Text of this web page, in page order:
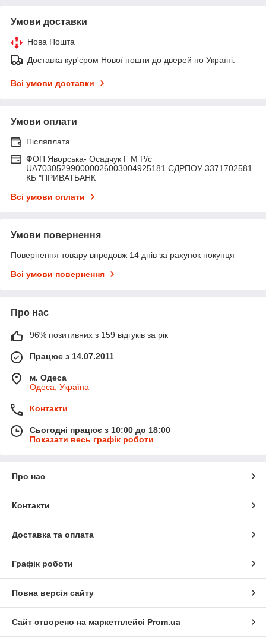
Умови доставки
Нова Пошта
Доставка кур'єром Нової пошти до дверей по Україні.
Всі умови доставки
Умови оплати
Післяплата
ФОП Яворська- Осадчук Г М Р/c
UA703052990000026003004925181 ЄДРПОУ 3371702581
КБ "ПРИВАТБАНК
Всі умови оплати
Умови повернення
Повернення товару впродовж 14 днів за рахунок покупця
Всі умови повернення
Про нас
96% позитивних з 159 відгуків за рік
Працює з 14.07.2011
м. Одеса
Одеса, Україна
Контакти
Сьогодні працює з 10:00 до 18:00
Показати весь графік роботи
Про нас
Контакти
Доставка та оплата
Графік роботи
Повна версія сайту
Сайт створено на маркетплейсі Prom.ua